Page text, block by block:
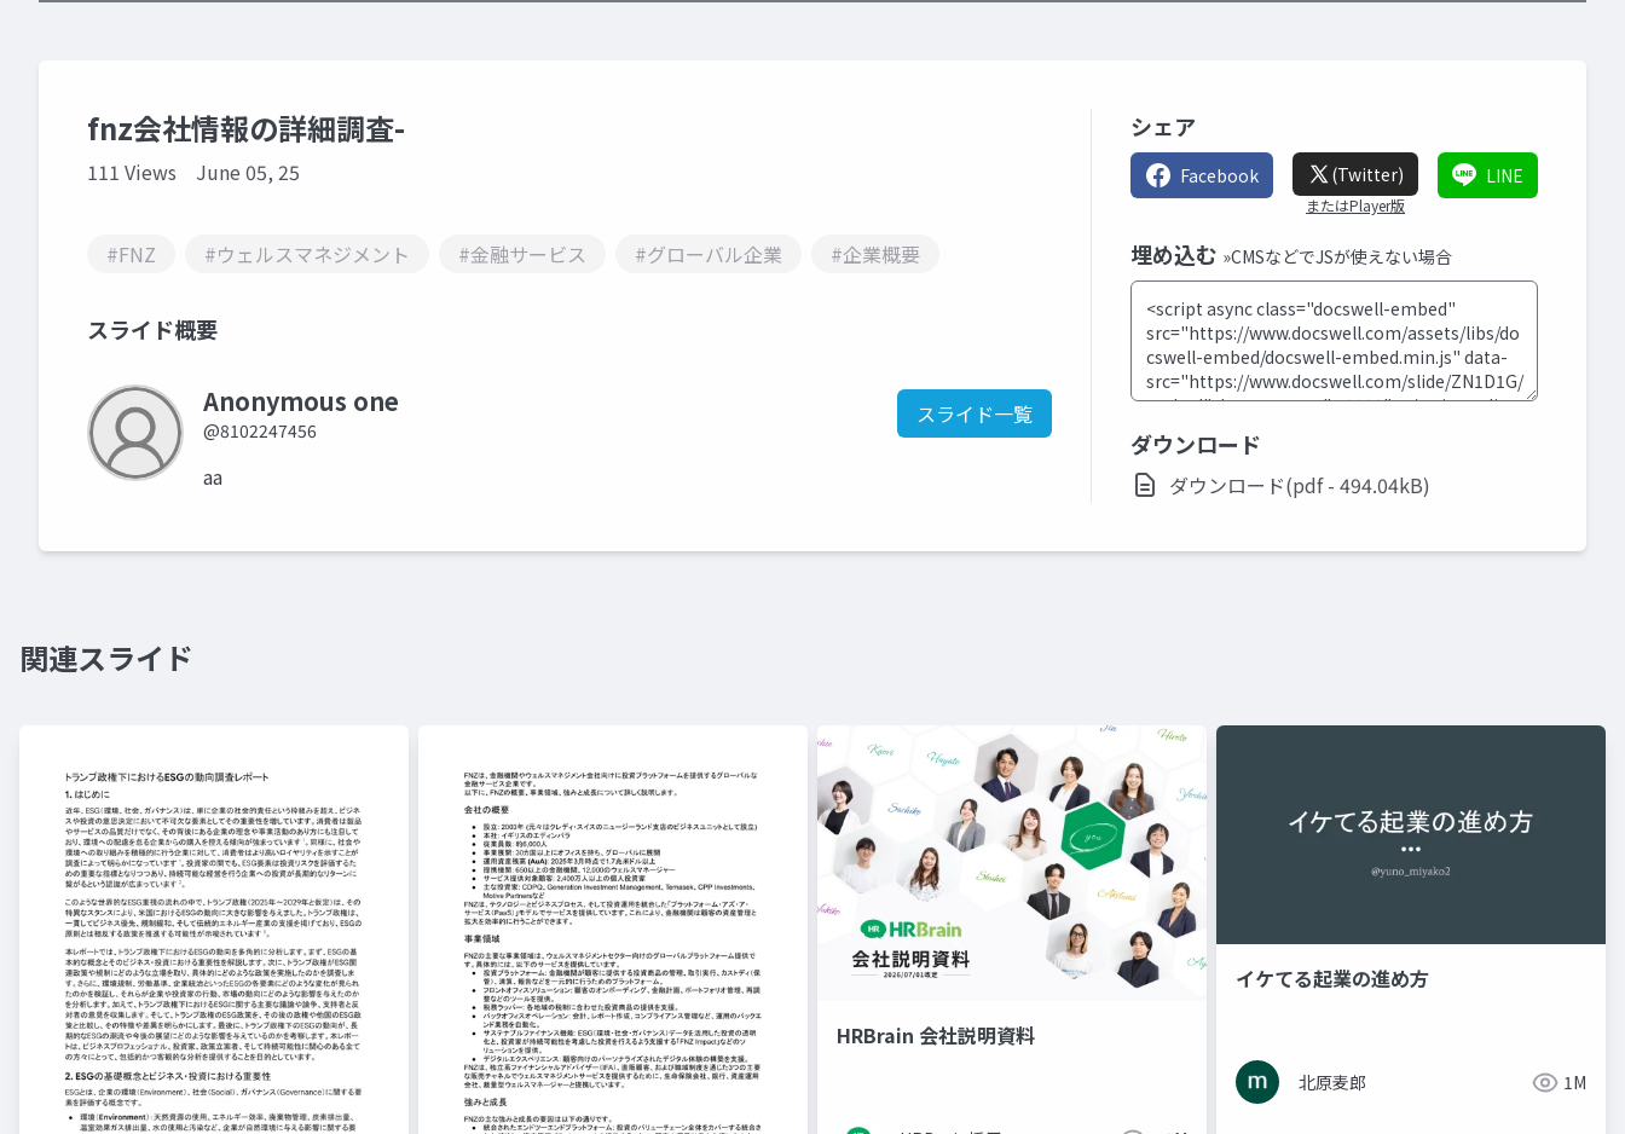
fnz会社情報の詳細調査-
111 Views June 05, 25
#FNZ #ウェルスマネジメント #金融サービス #グローバル企業 #企業概要
スライド概要
Anonymous one
@8102247456
スライド一覧
aa
シェア
Facebook (Twitter)
またはPlayer版
LINE
埋め込む »CMSなどでJSが使えない場合
ダウンロード
ダウンロード(pdf - 494.04kB)
関連スライド
HRBrain 会社説明資料
イケてる起業の進め方
北原麦郎 1M